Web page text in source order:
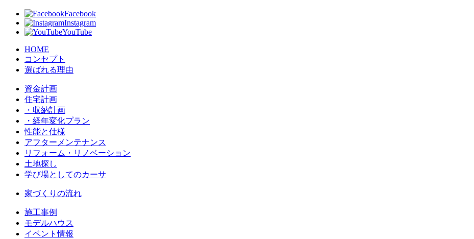
Facebook
Instagram
YouTube
HOME
コンセプト
選ばれる理由
資金計画
住宅計画
・収納計画
・経年変化プラン
性能と仕様
アフターメンテナンス
リフォーム・リノベーション
土地探し
学び場としてのカーサ
家づくりの流れ
施工事例
モデルハウス
イベント情報